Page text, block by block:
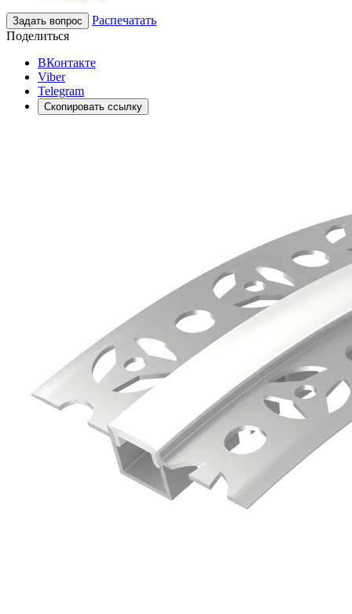
Задать вопрос
Распечатать
Поделиться
ВКонтакте
Viber
Telegram
Скопировать ссылку